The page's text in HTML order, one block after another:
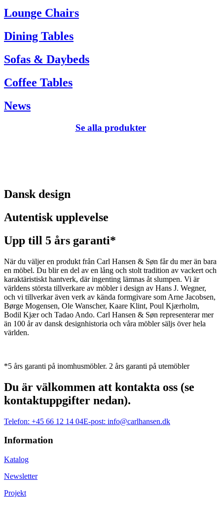
Tel. +45 66 12 14 04
info@carlhansen.dk
Lounge Chairs
Dining Tables
Sofas & Daybeds
Coffee Tables
News
Se alla produkter
Dansk design
Autentisk upplevelse
Upp till 5 års garanti*
När du väljer en produkt från Carl Hansen & Søn får du mer än bara
en möbel. Du blir en del av en lång och stolt tradition av vackert och
karaktäristiskt hantverk, där ingenting lämnas åt slumpen. Vi är
världens största tillverkare av möbler i design av Hans J. Wegner,
och vi tillverkar även verk av kända formgivare som Arne Jacobsen,
Børge Mogensen, Ole Wanscher, Kaare Klint, Poul Kjærholm,
Bodil Kjær och Tadao Ando. Carl Hansen & Søn representerar mer
än 100 år av dansk designhistoria och våra möbler säljs över hela
världen.
*5 års garanti på inomhusmöbler. 2 års garanti på utemöbler
Du är välkommen att kontakta oss (se
kontaktuppgifter nedan).
Telefon: +45 66 12 14 04E-post: info@carlhansen.dk
Information
Katalog
Newsletter
Projekt